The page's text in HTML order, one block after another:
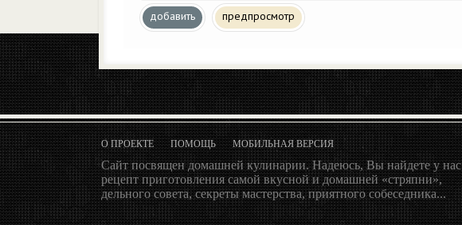
добавить предпросмотр
О ПРОЕКТЕПОМОЩЬ МОБИЛЬНАЯ ВЕРСИЯ
Сайт посвящен домашней кулинарии. Надеюсь, Вы найдете у нас
рецепт приготовления самой вкусной и домашней «стряпни»,
дельного совета, секреты мастерства, приятного собеседника...